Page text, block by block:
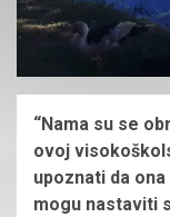
“Nama su se
ovoj
upoznati da
mogu nastaviti